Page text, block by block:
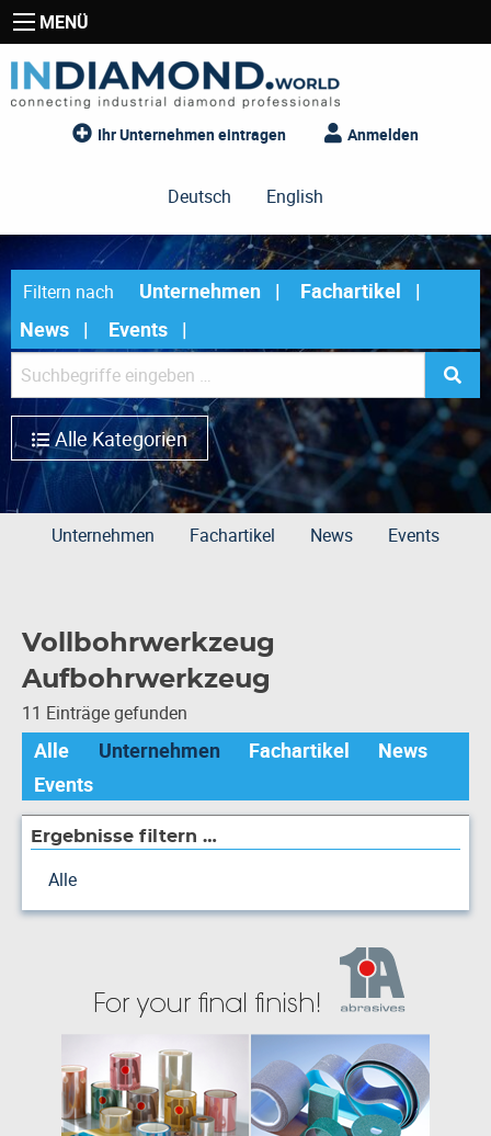
MENÜ
Ihr Unternehmen eintragen Anmelden
Deutsch English
Filtern nach Unternehmen
Fachartikel
News
Events
Alle Kategorien
Unternehmen Fachartikel News Events
Vollbohrwerkzeug
Aufbohrwerkzeug
11 Einträge gefunden
Alle Unternehmen Fachartikel
News
Events
Ergebnisse filtern …
Alle